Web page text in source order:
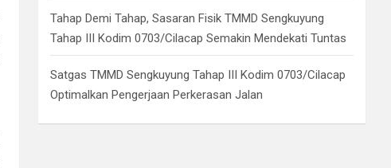
Tahap Demi Tahap, Sasaran Fisik TMMD Sengkuyung
Tahap III Kodim 0703/Cilacap Semakin Mendekati Tuntas
Satgas TMMD Sengkuyung Tahap III Kodim 0703/Cilacap
Optimalkan Pengerjaan Perkerasan Jalan